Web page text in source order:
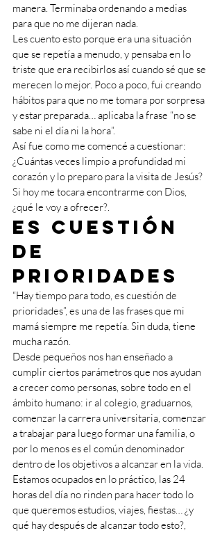
manera. Terminaba ordenando a medias
para que no me dijeran nada.
Les cuento esto porque era una situación
que se repetía a menudo, y pensaba en lo
triste que era recibirlos así cuando sé que se
merecen lo mejor. Poco a poco, fui creando
hábitos para que no me tomara por sorpresa
y estar preparada… aplicaba la frase “no se
sabe ni el día ni la hora”.
Así fue como me comencé a cuestionar:
¿Cuántas veces limpio a profundidad mi
corazón y lo preparo para la visita de Jesús?
Si hoy me tocara encontrarme con Dios,
¿qué le voy a ofrecer?.
Es cuestión
de
prioridades
“Hay tiempo para todo, es cuestión de
prioridades”, es una de las frases que mi
mamá siempre me repetía. Sin duda, tiene
mucha razón.
Desde pequeños nos han enseñado a
cumplir ciertos parámetros que nos ayudan
a crecer como personas, sobre todo en el
ámbito humano: ir al colegio, graduarnos,
comenzar la carrera universitaria, comenzar
a trabajar para luego formar una familia, o
por lo menos es el común denominador
dentro de los objetivos a alcanzar en la vida.
Estamos ocupados en lo práctico, las 24
horas del día no rinden para hacer todo lo
que queremos estudios, viajes, fiestas… ¿y
qué hay después de alcanzar todo esto?,